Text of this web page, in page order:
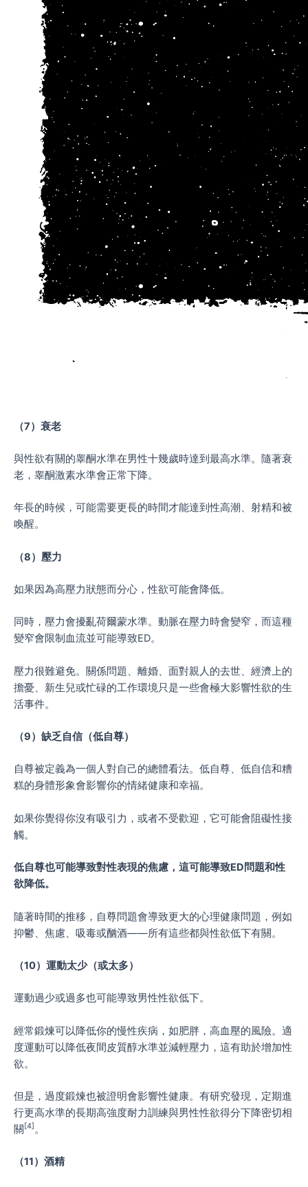
（7）衰老
與性欲有關的睾酮水準在男性十幾歲時達到最高水準。隨著衰
老，睾酮激素水準會正常下降。
年長的時候，可能需要更長的時間才能達到性高潮、射精和被
喚醒。
（8）壓力
如果因為高壓力狀態而分心，性欲可能會降低。
同時，壓力會擾亂荷爾蒙水準。動脈在壓力時會變窄，而這種
變窄會限制血流並可能導致ED。
壓力很難避免。關係問題、離婚、面對親人的去世、經濟上的
擔憂、新生兒或忙碌的工作環境只是一些會極大影響性欲的生
活事件。
（9）缺乏自信（低自尊）
自尊被定義為一個人對自己的總體看法。低自尊、低自信和糟
糕的身體形象會影響你的情緒健康和幸福。
如果你覺得你沒有吸引力，或者不受歡迎，它可能會阻礙性接
觸。
低自尊也可能導致對性表現的焦慮，這可能導致ED問題和性
欲降低。
隨著時間的推移，自尊問題會導致更大的心理健康問題，例如
抑鬱、焦慮、吸毒或酗酒——所有這些都與性欲低下有關。
（10）運動太少（或太多）
運動過少或過多也可能導致男性性欲低下。
經常鍛煉可以降低你的慢性疾病，如肥胖，高血壓的風險。適
度運動可以降低夜間皮質醇水準並減輕壓力，這有助於增加性
欲。
但是，過度鍛煉也被證明會影響性健康。有研究發現，定期進
行更高水準的長期高強度耐力訓練與男性性欲得分下降密切相
關 [4] 。
（11）酒精